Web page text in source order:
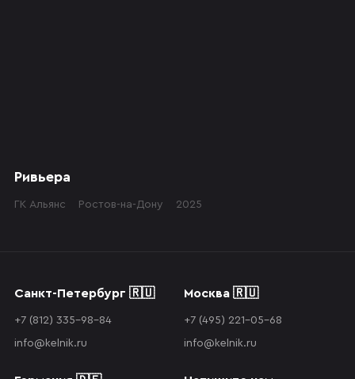
Ривьера
ГК Альянс Ростов-на-Дону 2025
Санкт-Петербург 🇷🇺
+7 (812) 335-98-84
info@kelnik.ru
Москва 🇷🇺
+7 (495) 221-05-68
info@kelnik.ru